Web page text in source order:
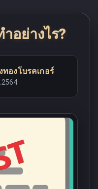
อย่างไร?
องโบรคเกอร์